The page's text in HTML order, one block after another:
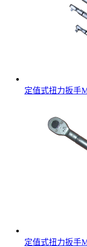
定值式扭力扳手
定值式扭力扳手